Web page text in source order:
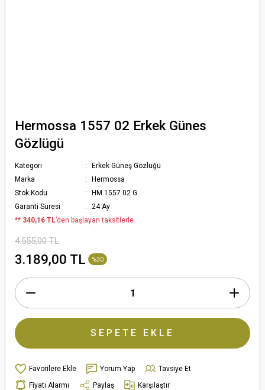
Hermossa 1557 02 Erkek Günes
Gözlügü
Kategori
Erkek Güneş Gözlüğü
Marka
Hermossa
Stok Kodu
HM 1557 02 G
Garanti Süresi
24 Ay
** 340,16 TL’den başlayan taksitlerle.
4.555,00 TL
3.189,00 TL %30
SEPETE EKLE
Yorum Yap
Tavsiye Et
Fiyatı Alarmı
Paylaş Karşılaştır